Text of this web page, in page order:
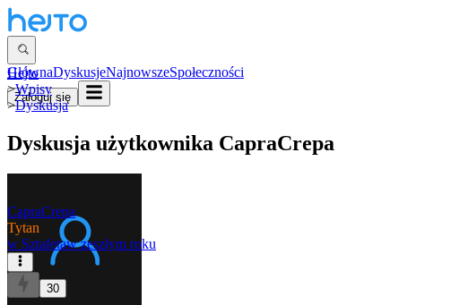
GłównaDyskusjeNajnowszeSpołeczności
Zaloguj się
Hejto
>Wpisy
>Dyskusja
Dyskusja użytkownika CapraCrepa
CapraCrepa
Tytan
w Sztafetaw zeszłym roku
30